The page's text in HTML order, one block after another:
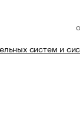
систем и